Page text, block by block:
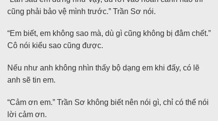
cũng phải bảo vệ mình trước.” Trần Sơ nói.
“Em biết, em không sao mà, dù gì cũng không bị đâm chết.”
Cô nói kiểu sao cũng được.
Nếu như anh không nhìn thấy bộ dạng em khi đấy, có lẽ
anh sẽ tin em.
“Cảm ơn em.” Trần Sơ không biết nên nói gì, chỉ có thể nói
lời cảm ơn.